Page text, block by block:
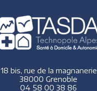
18 bis, rue de la magnanerie
38000 Grenoble
04 58 00 38 86